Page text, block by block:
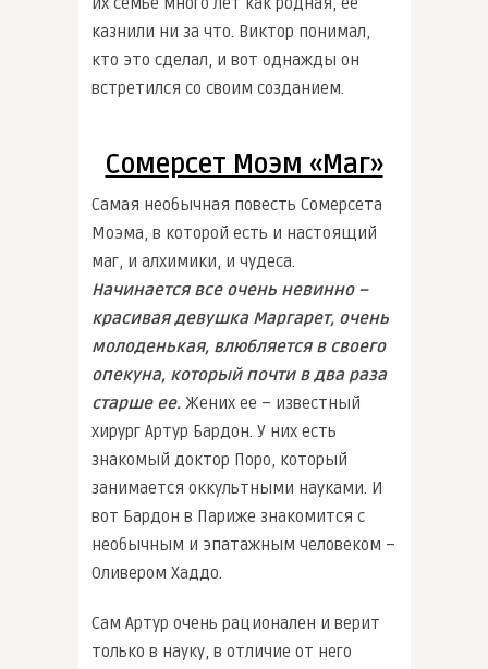
казнили ни за что. Виктор понимал,
кто это сделал, и вот однажды он
встретился со своим созданием.
Сомерсет Моэм «Маг»
Самая необычная повесть Сомерсета
Моэма, в которой есть и настоящий
маг, и алхимики, и чудеса.
Начинается все очень невинно –
красивая девушка Маргарет, очень
молоденькая, влюбляется в своего
опекуна, который почти в два раза
старше ее. Жених ее – известный
хирург Артур Бардон. У них есть
знакомый доктор Поро, который
занимается оккультными науками. И
вот Бардон в Париже знакомится с
необычным и эпатажным человеком –
Оливером Хаддо.
Сам Артур очень рационален и верит
только в науку, в отличие от него